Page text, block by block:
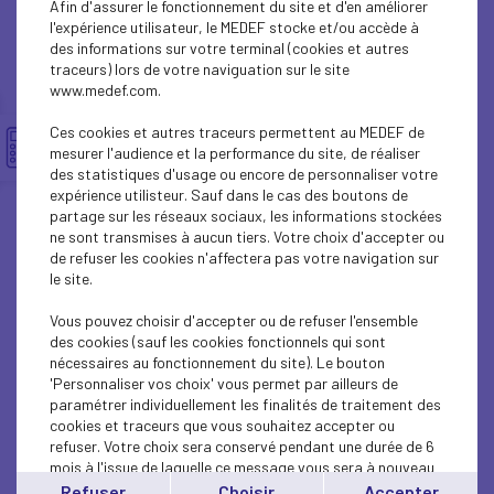
ECONOMY
ECONOMY
ECONOMY
ECONOMY
ECONOMY
ECONOMY
ECONOMY
ECONOMY
ECONOMY
Afin d'assurer le fonctionnement du site et d'en améliorer
l'expérience utilisateur, le MEDEF stocke et/ou accède à
des informations sur votre terminal (cookies et autres
traceurs) lors de votre naviguation sur le site
www.medef.com.
Ces cookies et autres traceurs permettent au MEDEF de
mesurer l'audience et la performance du site, de réaliser
des statistiques d'usage ou encore de personnaliser votre
expérience utilisteur. Sauf dans le cas des boutons de
partage sur les réseaux sociaux, les informations stockées
ne sont transmises à aucun tiers. Votre choix d'accepter ou
de refuser les cookies n'affectera pas votre navigation sur
le site.
Vous pouvez choisir d'accepter ou de refuser l'ensemble
des cookies (sauf les cookies fonctionnels qui sont
nécessaires au fonctionnement du site). Le bouton
'Personnaliser vos choix' vous permet par ailleurs de
paramétrer individuellement les finalités de traitement des
cookies et traceurs que vous souhaitez accepter ou
refuser. Votre choix sera conservé pendant une durée de 6
mois à l'issue de laquelle ce message vous sera à nouveau
affiché..